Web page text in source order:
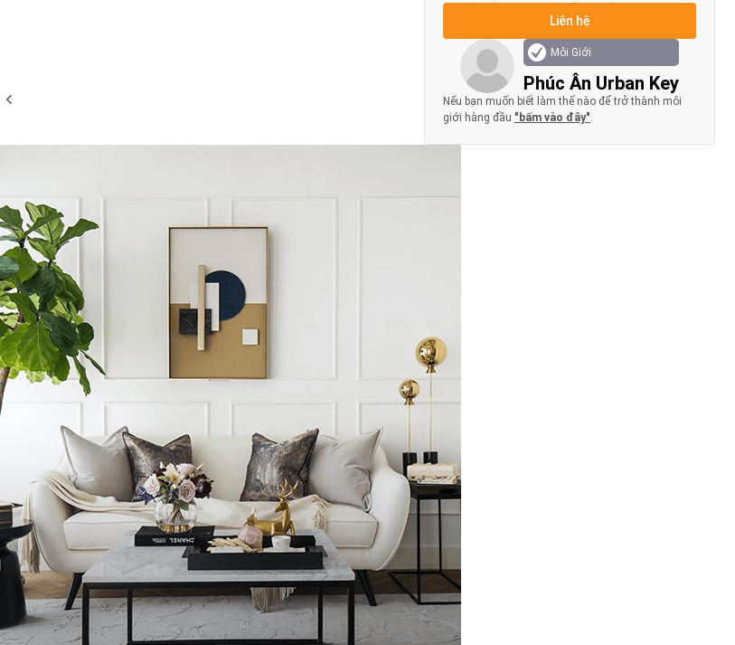
Môi Giới
Phúc Ân Urban Key
Nếu bạn muốn biết làm thế nào để trở thành môi
giới hàng đầu "bấm vào đây".